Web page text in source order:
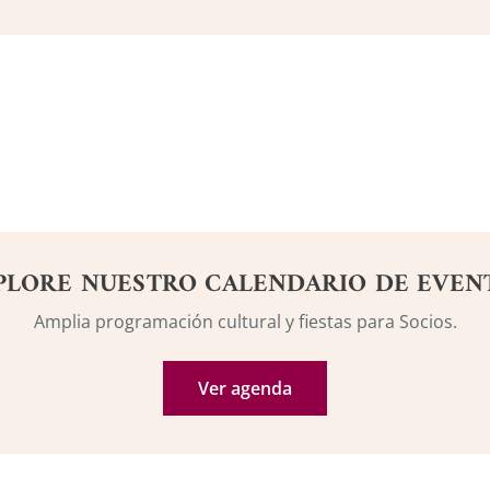
NUESTRO CALENDARIO DE
Amplia programación cultural y fiestas para Socios.
Ver agenda